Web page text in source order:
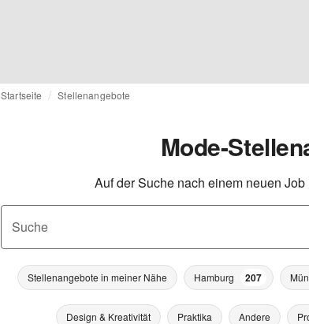
Startseite Stellenangebote
Mode-
Auf der Suche nach einem neuen
Suche
Stellenangebote in meiner Nähe Hamburg 207
Design & Kreativität Praktika Andere